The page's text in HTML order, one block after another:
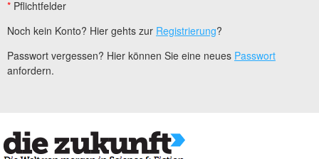
* Pflichtfelder
Noch kein Konto? Hier gehts zur Registrierung?
Passwort vergessen? Hier können Sie eine neues Passwort
anfordern.